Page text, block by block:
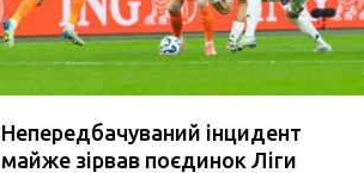
Непередбачуваний інцидент
майже зірвав поєдинок Ліги